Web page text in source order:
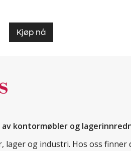
Kjøp nå
av kontormøbler og
lager og industri. Hos oss